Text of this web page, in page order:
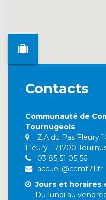
Contacts
Communauté de
Tournugeois
Z.A du Pas Fleury
Fleury - 71700
03 85 51 05 56
accueil@ccmt71.fr
Jours et horaires
Du lundi au